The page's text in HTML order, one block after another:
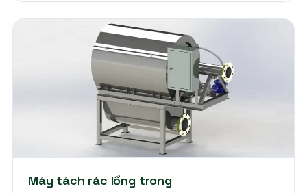
Máy tách rác lồng trong